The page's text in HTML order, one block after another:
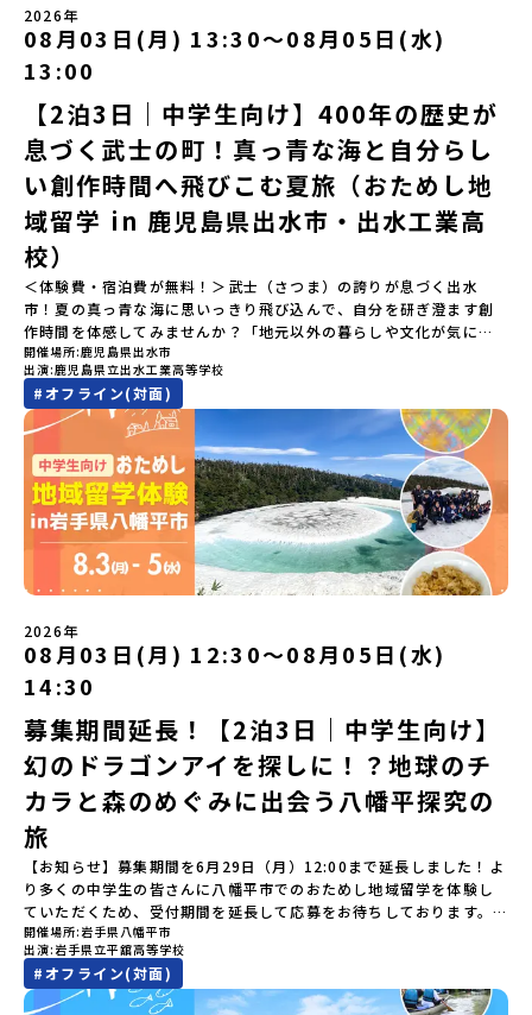
ら抽選の上、締め切り日から1週間を目途に、お申し込み時に記入い
ただいたメールアドレス宛に「当選／落選メール」をお送りいたし
ます。当選者は、メールに記載された「当選確認フォーム」に３日
以内に回答いただき、確認フォームの提出をもって参加確定とさせ
ていただきます。当選確認フォームの期日までにご回答いただけな
い場合は、当選を取り消しとさせていただきます。当選取り消しが
あった場合は、繰り上げ当選者へご連絡させていただきます。登録
メールアドレスの変更をご希望の場合は下記の地域みらい留学公式
LINEよりご連絡をお願いします。※受信制限設定をしていると、通
知メールをお受け取りいただけません。その場合は、
「@miratabi.jp」からのメールを受信できるよう設定をお願いいた
します。※結果に関する個別のお問合せにはお答えしておりません
ので、ご了承ください。・お申し込みについてお申込はお一人様1回
限りです。PC・スマートフォンからお申込ください。申込後の内容
変更はできません。お申込時は、メールアドレスの入力間違いにご
注意ください。・宿泊について１室に複数(同性2～4名程度)で宿泊
いただく予定です。・食事アレルギー対応について個別の詳細なア
レルギー対応希望にはお応えしかねる場合がございます。対応が必
要な場合は必ず事前にご相談ください。・参加取消や急遽参加でき
なくなった場合について参加決定後の参加お取り消しはご遠慮下さ
い。やむを得ないお取り消しの場合はお早めに事務局までご連絡く
ださい。・キャンセルポリシーやむを得ない参加お取り消しの場
合、以下のルールに沿って対応させていただきます。ご了承くださ
い。プログラム開催日の前日＜7月3日＞から、【キャンセルのご連
絡日：お支払いいただく旅行代金】・21日目にあたる日以前：無
料・20日目-8日目：20％・7日目-2日目：30％・プログラム開始日
加またはプログラム開始後の解除：100％・催行中止について天候な
どの状況等によって開催を見合わせる可能性があります。その場合
は原則、開催日1週間前までにご連絡いたします。又、最少催行人数
に達しなかった場合は、開催日3週間前までに催行中止の旨をメール
にてご連絡いたします。・よくあるご質問その他、よくあるご質問
についてはこちらをご確認ください。運営団体について＜プログラ
ム主催：一般財団法人地域・教育魅力化プラットフォーム＞「意志
ある若者にあふれる持続可能な地域・社会をつくる」というビジョ
ンを掲げ、2017年3月に島根県に設立した教育事業団体です。日本
全国約200の高校と連携しながら、中学卒業後に地域の枠を越えて生
徒一人ひとりの夢や価値観に合った地域・学校で1〜3年間過ごすこ
とができるシステム「地域みらい留学」をはじめとした、教育事業
や地域活性モデルをつくり続けています。名 称：一般財団法人地
域・教育魅力化プラットフォーム設 立：2017年3月代表者：岩本
悠所在地：〒690-0842 島根県松江市東本町二丁目25-6 みらい
BASE2階 その他所在地公式HP：http://c-platform.or.jp/お問い
合わせ先担当：小川・小原E-mail：info@miratabi.jp「おためし
「みんなでBBQディナー」 -さらに仲間や地元の高校生、町の大人
たちと交流＜3日目＞（AM）「アイヌが愛した森を散策するフィー
ルドワーク」「3日間の振り返りワーク」 -みんなで振り返り対話
「ランチ/お土産タイム」（PM） 13：30頃プログラム終了-新千歳
空港には15：00頃に到着予定です。※天候の状況や参加人数によっ
てプログラムを変更する場合がございます。参加概要【開催場所】
北海道平取町（びらとりちょう）【実施日程】7月18日(土)～7月20
日(月祝)※参加が確定した方には6月3日(水) 18：30～20：00に
「参加者向け事前オンライン研修」をご案内する予定です。必ず参
加をお願いします。【集合場所・時間】7月18日(土) 12：00 新千歳
空港※12：00までに新千歳空港に到着する便で手配ください。【解
散場所・時間】7月20日(祝月) 15：00頃 新千歳空港※16：00以降
に新千歳空港を出発する便で手配ください。【対象】中学2年生、中
学3年生【宿泊先】ゲストハウス ヤント※ドミトリータイプの2段ベ
ッド（1室2～4名）で宿泊いただく予定です。【旅行代金】無料※旅
行代金に含まれる費用のうち、以下の内容が無料となります・宿泊
費（2泊分）・プログラム内のアクティビティ・体験費用・一部の食
事代※以下の費用は参加者のご負担となります・集合場所までの往
復交通費・お土産代や自由時間の個人飲食費などの個人的費用【募
集人数】最大10名（お申し込み多数の場合は抽選の上決定）【参加
者決定】お申し込み多数の場合は、締め切り後1週間を目途に当落結
果をご連絡いたします。【申し込み受付締切】4月30日(木)12：00
から 5月14日(木) 12：00まで疑問も不安もワクワクに変える！「お
ためし地域留学」ステップアップ説明会プログラムの内容を詳しく
知りたい方や、お申し込みを迷われている方向けにZoomでのオン
ライン配信を行います。知りたい情報のレベルに合わせて、以下の2
つのステップをご活用ください。【STEP 1】全体オンライン説明会
（アーカイブ動画を公開中！）〜まずは「おためし地域留学」を知
りたい方へ〜日本全国20以上の地域から選んで参加できる「おため
し地域留学」の魅力を凝縮したアーカイブ動画をご覧いただけま
す。初めての一人旅への不安や、事務局のサポート体制、安全面に
る]YouTube：https://youtu.be/Yt8nd04aNgA?
si=e5erbspvwz5O8_uF【STEP 2】平取町プログラム説明会〜
「平取町」の内容を具体的に深掘りしたい方へ〜全体説明を聞いた
うえで、「平取町では具体的に何をするの？」「どんな町なの？」
という疑問にお答えする説明会です。平取町ならではの豊かな文化
や、2泊3日のプログラムの中身をたっぷりとお伝えします。日
時： 5月7日(木) 19：00〜19：40内 容： 平取町ってどんなとこ
ろ？、プログラム詳細解説、質疑応答お申し込み：https://c-
mirai.jp/events/002112どちらの説明会でも、お気軽にどうぞ！
「はじめての一人旅だけど大丈夫？」「どんな体験ができるの？」
そんな保護者様の不安や、中学生のみなさんの素朴な疑問にスタッ
フが直接お答えします。チャットでの質問も可能ですので、ぜひご
自宅からリラックスしてご参加ください。▼お申し込み前に必ずご
です。どんな困難な状況にも真っ向から立ち向かい、未知の領域へ
夢を追って挑戦し続ける姿勢や、手つかずの大自然の中で一攫千金
の夢を抱いて熱中した「砂金掘り」、自らの手で広大な大地を切り
拓いてきた農業や漁業の歴史など、夢を追う人々が集まる他の町に
はない風土が存在します。大樹町では、このフロンティアスピリッ
ツが現在、「北海道の小さな町から宇宙を目指す」という新たな夢
へと繋がっています。 「宇宙版シリコンバレー」の実現を目指し、
国内外の宇宙関連企業が集まる宇宙港「北海道スペースポート」の
整備が進められています。 この未来への挑戦の精神は、民間企業に
よる日本初のロケット打ち上げ成功という形で実を結び、世界有数
のロケット発射場の適地として全国・アジア各国からも大きな注目
を集めています 今回は、そんな大樹町の過去から未来へ繋がるフロ
ンティアスピリッツに触れるアクティビティへ出発！農業からロケ
ットまで本物の現場を体感し、他では味わえない体験を五感をフル
につかって楽しむことができます🎵大樹高校は、農業から宇宙まで
「町のぜんぶが教科書」！大樹高校の学びは、ただ教室の机に座っ
ているだけではありません！農業や漁業から、最先端の宇宙科学ま
で「町のぜんぶが教科書」 です。先輩たちは「地域探究」の授業
や、放課後の「地域探究サークル」を通して、学校の外へどんどん
飛び出し町の人たちと一緒にリアルな課題解決にチャレンジしてい
ます。そんな先輩たちとの交流がきっと「未来の自分」のヒントが
見つかるはず！ あたたかい町の人たちや先輩たちとの出会いが待っ
ている北海道大樹町へ、あなたの世界をグッと広げる特別な旅に出
発しませんか？ 体験のおすすめポイント体験プログラム内容（予
定）＜１日目＞（PM）「オリエンテーション・自己紹介ワーク」
「大樹町の自然を満喫」 -先人の知恵と夢を体験「砂金堀」 -川
樹高校見学・寮見学」 -大樹高校の特徴を知る学校体験 -高校生
との対話「大樹町の魅力を体験①」 -大樹町ならではのランチ＆ス
イーツ（PM）「大樹町の魅力を体験②」 -大樹町宇宙交流センタ
ーSORA見学 -モデルロケットを飛ばしてみよう！「みんなで
BBQ」 -さらに仲間や地元の高校生、町の大人たちと交流＜3日目
＞（AM）「3日間の振り返りワーク」 -みんなで振り返り対話「牧
場の舞台裏。フィールドワーク」 -牧場見学・搾乳体験・動物と触
れ合おう「ランチ/お土産タイム」（PM） 14：00頃プログラム終
了-とかち帯広空港には15：00頃に到着予定です。※天候の状況や参
加人数によってプログラムを変更する場合がございます。参加概要
【開催場所】北海道大樹町（たいきちょう）【実施日程】7月28日
(火)〜 7月30日(木)※参加が確定した方には6月19日(金) 18：30～
20：00に「参加者向け事前オンライン研修」をご案内する予定で
す。必ず参加をお願いします。【集合場所・時間】7月28日(火)
13：00 とかち帯広空港※13：00までにとかち帯広空港に到着する
便で手配ください。【解散場所・時間】7月30日(木) 15：00頃 とか
ち帯広空港※16：00以降にとかち帯広空港を出発する便で手配くだ
2026年
08月03日(月) 13:30〜08月05日(水)
13:00
【2泊3日｜中学生向け】400年の歴史が
息づく武士の町！真っ青な海と自分らし
い創作時間へ飛びこむ夏旅（おためし地
域留学 in 鹿児島県出水市・出水工業高
校）
＜体験費・宿泊費が無料！＞武士（さつま）の誇りが息づく出水
市！夏の真っ青な海に思いっきり飛び込んで、自分を研ぎ澄ます創
作時間を体感してみませんか？「地元以外の暮らしや文化が気にな
る。いつか留学してみたい！」「自分の進学や将来の可能性をもっ
とひらきたい！」「ものづくりや工業高校に興味がある！」そんな
中学生のみなさんにおすすめ！「おためし地域留学」は、日本全国
約200の高校と連携し、地域の枠を超えて学校生活を送る「地域みら
い留学」をプチ体験できるプログラムです。はじめてのひとり旅で
も安心！現地でもスタッフがしっかりとサポートいたします。今回
のフィールドは「鹿児島県 出水市（いずみし）出水工業高校」出水
市（いずみし）は、鹿児島県の玄関口にあるまち。ここでしか見ら
れない景色と、地元の人たちがずっと大切にしてきたものがありま
す。400年前から続く「武士の道」を歩く昔、武士たちがまちを守る
ために築いた「出水麓（いずみふもと）武家屋敷群」。今も残る約
150軒のお屋敷のほとんどに、今も人が住んでいます。400年前の武
士が歩いた道を、自分の足で歩く。まるで、まち全体がタイムカプ
セル。真っ青な海へダイブ！目の前に広がる八代海（やつしろか
い）は穏やかなリアス式海岸。海に沈む夕日は一生に一度は見てお
きたい景色です。出水工業高校は、「建築科」と「機械電気科」の2
つの学科。金属加工、電気工作、建物のデザインにチャレンジでき
る環境。「高校生ものづくりコンテスト」の木材加工部門で九州大
会2位に輝くなど、先輩たちの実力はホンモノ！この旅では自分の手
でモノをつくる時間を体験。金属を削ったり、電気を組んだり、木
で形をつくったり。プロの機械にさわれる高校で&quot;自分の手
&quot;でモノづくりにチャレンジ。夜には自分だけの「竹灯籠（た
けとうろう）」を作って灯りをともします。真っ青な海に思いっき
りダイブしたり、全国から集まった仲間や地元の高校生、地域の方
たちとワイワイBBQや夕ごはんづくりは一生の思い出になるはず！
ちょっとドキドキするけど、楽しい！に出会う3日間。熱気あふれる
出水市の冒険に飛び込んでみませんか？体験のおすすめポイント体
験プログラム内容（予定）＜1日目＞（PM）「オリエンテーショ
ン・自己紹介ワーク」「みんなで海遊び！」 -心をほぐして、出水
に飛び込む！海を満喫しよう！「みんなで夕食」「1日目の振り返り
開催場所 鹿児島県出水市
出演 鹿児島県立出水工業高等学校
#オフライン(対面)
2026年
08月03日(月) 12:30〜08月05日(水)
14:30
募集期間延長！【2泊3日｜中学生向け】
幻のドラゴンアイを探しに！？地球のチ
カラと森のめぐみに出会う八幡平探究の
旅
【お知らせ】募集期間を6月29日（月）12:00まで延長しました！よ
り多くの中学生の皆さんに八幡平市でのおためし地域留学を体験し
ていただくため、受付期間を延長して応募をお待ちしております。
「申し込みのタイミングを逃してしまった」という方も、この機会
にぜひ一歩踏み出してみませんか？※都合により締め切りを早める
場合がございます。お早目にご応募ください！＜体験費・宿泊費が
無料＞緑があふれる大自然の町へ！世界でここでしかできない「自
開催場所 岩手県八幡平市
出演 岩手県立平舘高等学校
#オフライン(対面)